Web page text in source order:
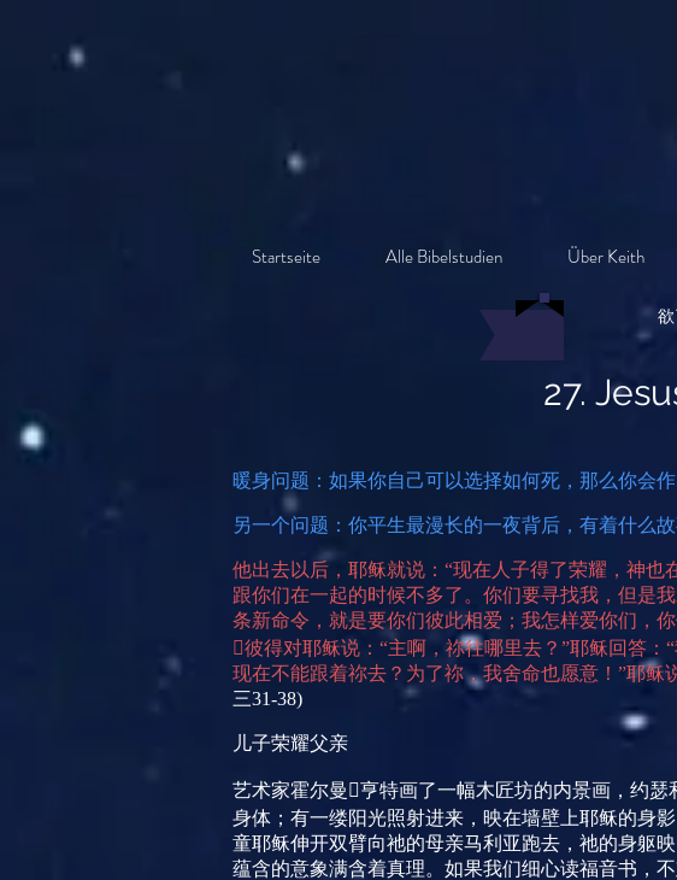
Startseite Alle Bibelstudien Über Keith
27.
暖身问题：如果你自己可以选择如何死，那么你会
另一个问题：你平生最漫长的一夜背后，有着什么故
他出去以后，耶稣就说：“现在人子得了荣耀，神
跟你们在一起的时候不多了。你们要寻找我，但是
条新命令，就是要你们彼此相爱；我怎样爱你们，
彼得对耶稣说：“主啊，祢往哪里去？”耶稣回答
现在不能跟着祢去？为了祢，我舍命也愿意！”耶
三31-38)
儿子荣耀父亲
艺术家霍尔曼亨特画了一幅木匠坊的内景画，约
身体；有一缕阳光照射进来，映在墙壁上耶稣的身
童耶稣伸开双臂向祂的母亲马利亚跑去，祂的身躯
蕴含的意象满含着真理。如果我们细心读福音书，